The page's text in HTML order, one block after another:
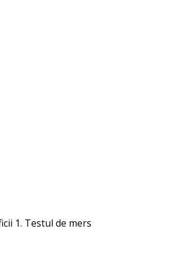
1. Testul de mers